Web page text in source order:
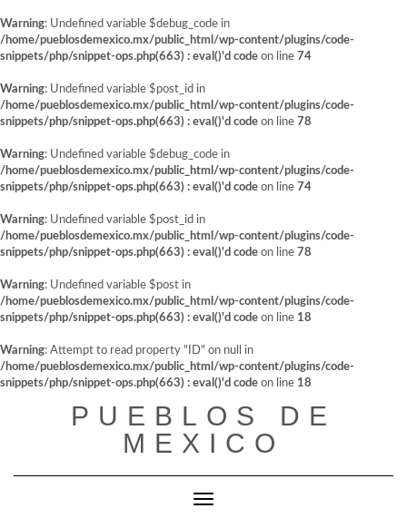
Warning: Undefined variable $debug_code in
/home/pueblosdemexico.mx/public_html/wp-content/plugins/code-
snippets/php/snippet-ops.php(663) : eval()'d code on line 74
Warning: Undefined variable $post_id in
/home/pueblosdemexico.mx/public_html/wp-content/plugins/code-
snippets/php/snippet-ops.php(663) : eval()'d code on line 78
Warning: Undefined variable $debug_code in
/home/pueblosdemexico.mx/public_html/wp-content/plugins/code-
snippets/php/snippet-ops.php(663) : eval()'d code on line 74
Warning: Undefined variable $post_id in
/home/pueblosdemexico.mx/public_html/wp-content/plugins/code-
snippets/php/snippet-ops.php(663) : eval()'d code on line 78
Warning: Undefined variable $post in
/home/pueblosdemexico.mx/public_html/wp-content/plugins/code-
snippets/php/snippet-ops.php(663) : eval()'d code on line 18
Warning: Attempt to read property "ID" on null in
/home/pueblosdemexico.mx/public_html/wp-content/plugins/code-
snippets/php/snippet-ops.php(663) : eval()'d code on line 18
PUEBLOS DE
MEXICO
Cambiar modo de navegación